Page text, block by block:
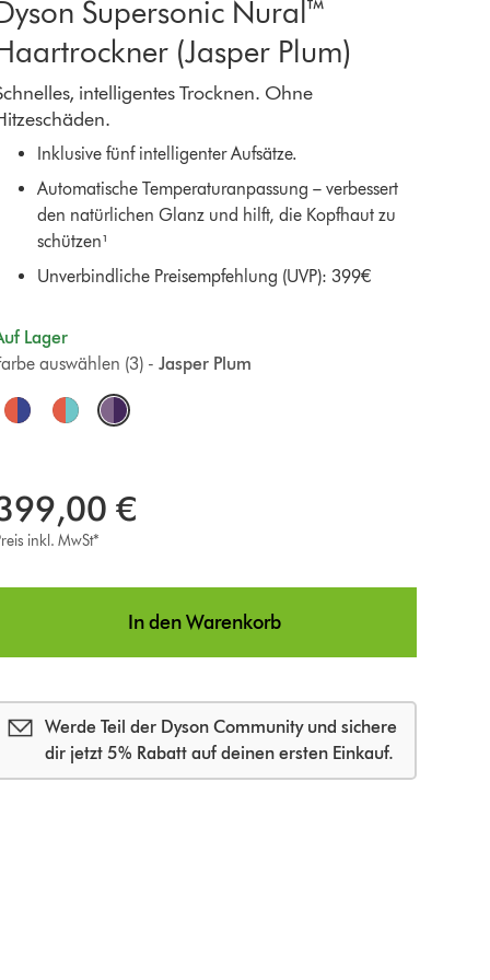
Supersonic Nural™
(Jasper Plum)
intelligentes Trocknen. Ohne
Inklusive fünf intelligenter Aufsätze.
Automatische Temperaturanpassung – verbessert
den natürlichen Glanz und hilft, die Kopfhaut zu
schützen¹
Unverbindliche Preisempfehlung (UVP): 399€
Lager
Jasper Plum
auswählen (3) -
€
inkl. MwSt*
In den Warenkorb
Werde Teil der Dyson Community und sichere
dir jetzt 5% Rabatt auf deinen ersten Einkauf.